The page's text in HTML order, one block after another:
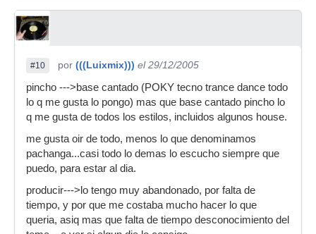
#10 por (((Luixmix))) el 29/12/2005
pincho --->base cantado (POKY tecno trance dance todo
lo q me gusta lo pongo) mas que base cantado pincho lo
q me gusta de todos los estilos, incluidos algunos house.
me gusta oir de todo, menos lo que denominamos
pachanga...casi todo lo demas lo escucho siempre que
puedo, para estar al dia.
producir--->lo tengo muy abandonado, por falta de
tiempo, y por que me costaba mucho hacer lo que
queria, asiq mas que falta de tiempo desconocimiento del